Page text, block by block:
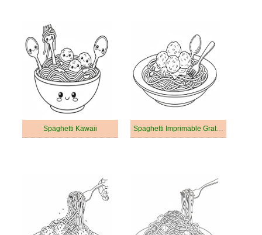
Spaghetti Kawaii Spaghetti Imprimable Gratuit Pour les Enfants